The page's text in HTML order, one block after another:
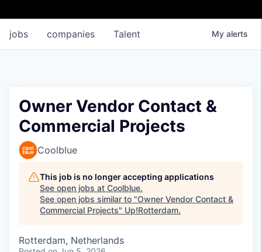
jobs companies Talent My alerts
Owner Vendor Contact &
Commercial Projects
Coolblue
This job is no longer accepting applications
See open jobs at Coolblue.
See open jobs similar to "Owner Vendor Contact &
Commercial Projects" Up!Rotterdam.
Rotterdam, Netherlands